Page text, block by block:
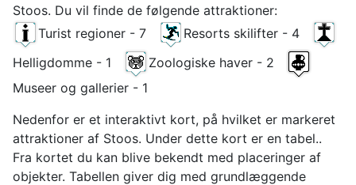
Stoos. Du vil finde de følgende attraktioner:
Turist regioner - 7
Resorts skilifter - 4
Helligdomme - 1
Zoologiske haver - 2
Museer og gallerier - 1
Nedenfor er et interaktivt kort, på hvilket er markeret
attraktioner af Stoos. Under dette kort er en tabel..
Fra kortet du kan blive bekendt med placeringer af
objekter. Tabellen giver dig med grundlæggende